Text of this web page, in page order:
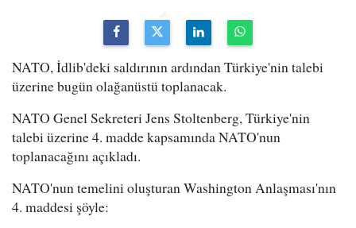
NATO, İdlib'deki saldırının ardından Türkiye'nin talebi
üzerine bugün olağanüstü toplanacak.
NATO Genel Sekreteri Jens Stoltenberg, Türkiye'nin
talebi üzerine 4. madde kapsamında NATO'nun
toplanacağını açıkladı.
NATO'nun temelini oluşturan Washington Anlaşması'nın
4. maddesi şöyle: